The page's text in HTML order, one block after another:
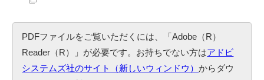
PDFファイルをご覧いただくには、「Adobe（R）
Reader（R）」が必要です。お持ちでない方はアドビ
システムズ社のサイト（新しいウィンドウ）からダウ